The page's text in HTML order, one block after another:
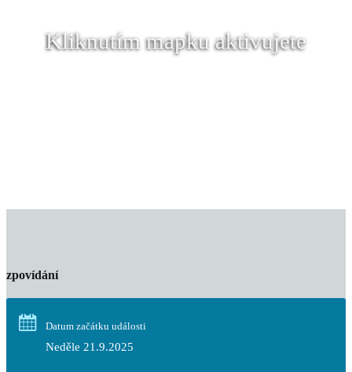
Kliknutím mapku aktivujete
zpovídání
Datum začátku události
Neděle 21.9.2025